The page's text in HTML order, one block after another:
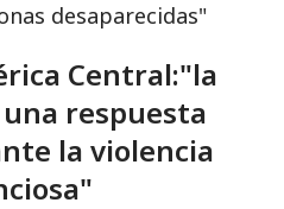
desaparecidas"
Central:"la
respuesta
la violencia